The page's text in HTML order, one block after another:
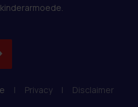
| Privacy |
Disclaimer